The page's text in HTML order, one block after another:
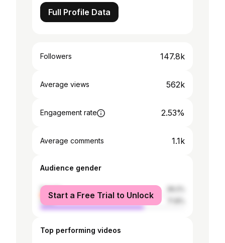
Full Profile Data
Followers 147.8k
Average views 562k
Engagement rate 2.53%
Average comments 1.1k
Audience gender
female
male
Start a Free Trial to Unlock
Top performing videos